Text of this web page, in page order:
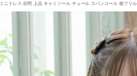
ミニドレス 谷間 上品 キャミソール チュール スパンコール 裾フリ